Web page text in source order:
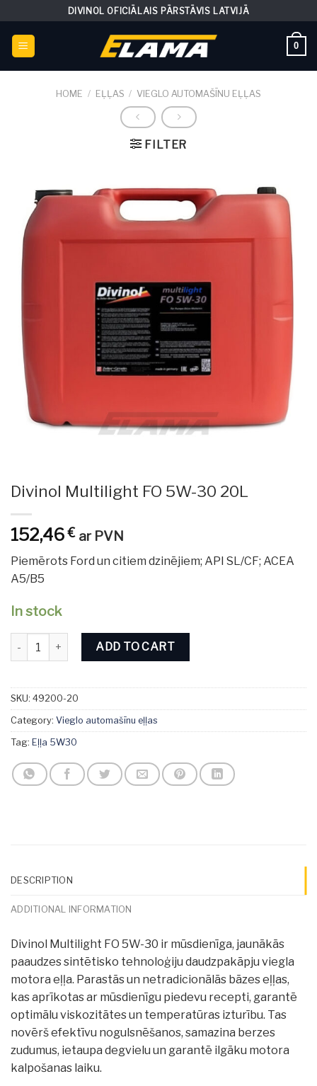
to
content
DIVINOL OFICIĀLAIS PĀRSTĀVIS LATVIJĀ
0
HOME / EĻĻAS / VIEGLO AUTOMAŠĪNU EĻĻAS
FILTER
Divinol Multilight FO 5W-30 20L
152,46€ ar PVN
Piemērots Ford un citiem dzinējiem; API SL/CF; ACEA
A5/B5
In stock
Divinol Multilight FO 5W-30 20L quantity
ADD TO CART
SKU: 49200-20
Category: Vieglo automašīnu eļļas
Tag: Eļļa 5W30
DESCRIPTION
ADDITIONAL INFORMATION
Divinol Multilight FO 5W-30 ir mūsdienīga, jaunākās
paaudzes sintētisko tehnoloģiju daudzpakāpju viegla
motora eļļa. Parastās un netradicionālās bāzes eļļas,
kas aprīkotas ar mūsdienīgu piedevu recepti, garantē
optimālu viskozitātes un temperatūras izturību. Tas
novērš efektīvu nogulsnēšanos, samazina berzes
zudumus, ietaupa degvielu un garantē ilgāku motora
kalpošanas laiku.